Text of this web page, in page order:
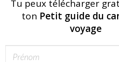
Tu peux télécharger
ton Petit guide du
voyage